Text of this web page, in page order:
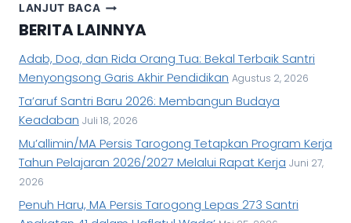
LANJUT BACA
BERITA LAINNYA
Adab, Doa, dan Rida Orang Tua: Bekal Terbaik Santri
Menyongsong Garis Akhir Pendidikan Agustus 2, 2026
Ta’aruf Santri Baru 2026: Membangun Budaya
Keadaban Juli 18, 2026
Mu’allimin/MA Persis Tarogong Tetapkan Program Kerja
Tahun Pelajaran 2026/2027 Melalui Rapat Kerja Juni 27,
2026
Penuh Haru, MA Persis Tarogong Lepas 273 Santri